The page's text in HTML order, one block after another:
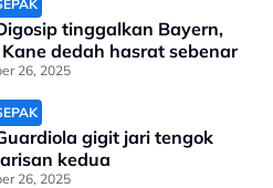
tinggalkan Bayern,
dedah hasrat sebenar
26, 2025
gigit jari tengok
kedua
26, 2025